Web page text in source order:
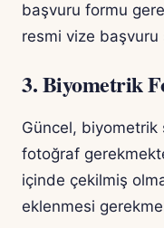
başvuru formu
resmi vize
3. Biyometrik
Güncel,
fotoğraf
içinde çekilmiş
eklenmesi